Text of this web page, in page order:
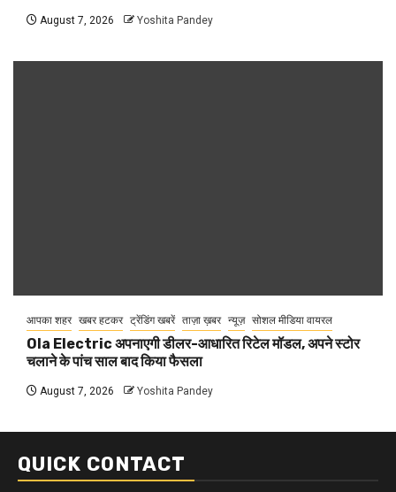
August 7, 2026 Yoshita Pandey
आपका शहर खबर हटकर ट्रेंडिंग खबरें ताज़ा ख़बर न्यूज़ सोशल मीडिया वायरल
Ola Electric अपनाएगी डीलर-आधारित रिटेल मॉडल, अपने स्टोर
चलाने के पांच साल बाद किया फैसला
August 7, 2026 Yoshita Pandey
QUICK CONTACT